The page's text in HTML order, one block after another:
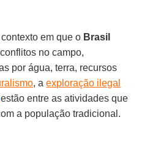
em que o Brasil
no campo,
por água, terra, recursos
, aexploração ilegal
estão entre as atividades que
a população tradicional.